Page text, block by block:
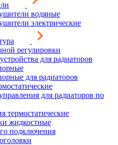
водяные
электрические
регулировки
для радиаторов
для радиаторов
для радиаторов по
термостатические
жидкостные
подключения